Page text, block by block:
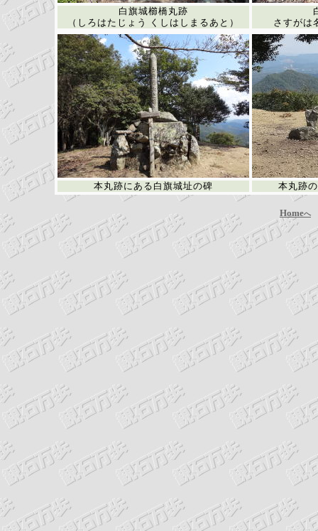
白旗城櫛橋丸跡
（しろはたじょう くしはしまるあと）
さすがは
本丸跡にある白旗城址の碑 本丸跡
Homeへ